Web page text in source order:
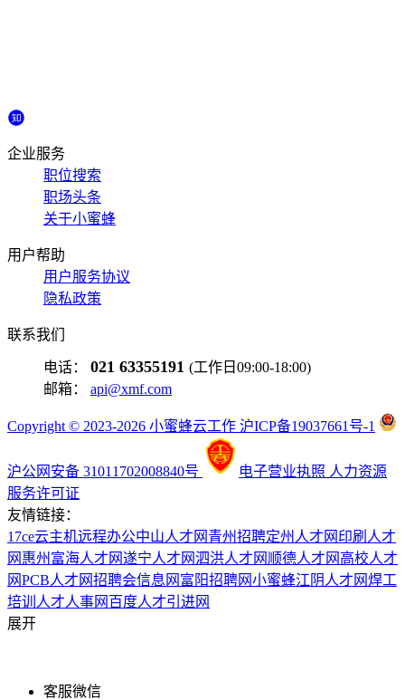
企业服务
职位搜索
职场头条
关于小蜜蜂
用户帮助
用户服务协议
隐私政策
联系我们
电话： 021 63355191 (工作日09:00-18:00)
邮箱： api@xmf.com
Copyright © 2023-2026 小蜜蜂云工作 沪ICP备19037661号-1
沪公网安备 31011702008840号 电子营业执照 人力资源
服务许可证
友情链接：
17ce云主机远程办公中山人才网 青州招聘定州人才网 印刷人才
网 惠州富海人才网遂宁人才网泗洪人才网 顺德人才网 高校人才
网PCB人才网招聘会信息网 富阳招聘网小蜜蜂江阴人才网焊工
培训 人才人事网 百度人才引进网
展开
客服微信